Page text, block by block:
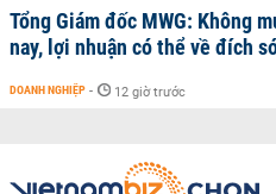
Tổng Giám đốc MWG: Không
nay, lợi nhuận có thể về đích
DOANH NGHIỆP - 12 giờ trước